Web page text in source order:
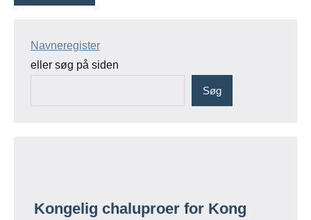
Navneregister
eller søg på siden
Søg
Kongelig chaluproer for Kong